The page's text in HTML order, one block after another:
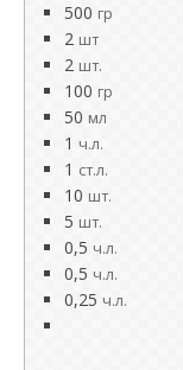
500 гр
2 шт
2 шт.
100 гр
50 мл
1 ч.л.
1 ст.л.
10 шт.
5 шт.
0,5 ч.л.
0,5 ч.л.
0,25 ч.л.